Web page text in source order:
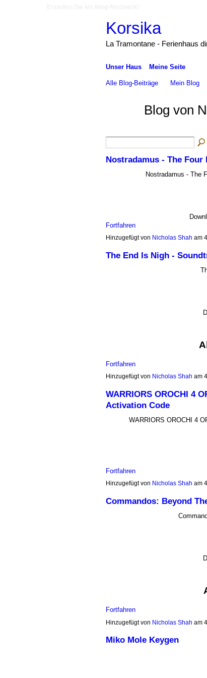
Korsika
La Tramontane - Ferienhaus
Unser Haus Meine Seite
Alle Blog-Beiträge Mein Blog
Blog von
Nostradamus - The Four
Nostradamus - The
Fortfahren
Hinzugefügt von Nicholas Shah am
The End Is Nigh -
Fortfahren
Hinzugefügt von Nicholas Shah am
WARRIORS OROCHI 4
Activation Code
WARRIORS OROCHI 4
Fortfahren
Hinzugefügt von Nicholas Shah am
Commandos: Beyond
Fortfahren
Hinzugefügt von Nicholas Shah am
Miko Mole Keygen